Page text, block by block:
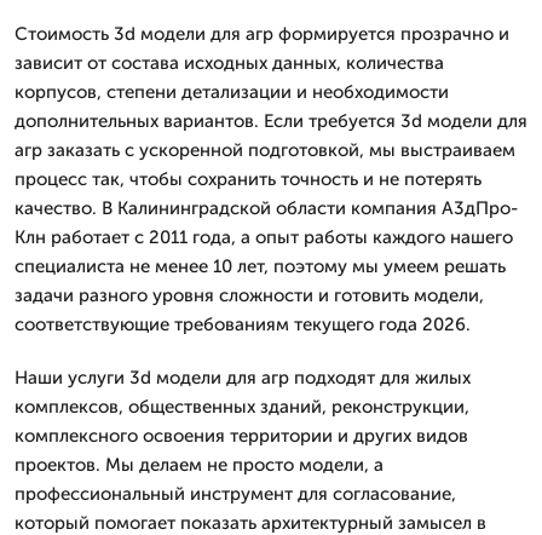
Стоимость 3d модели для агр формируется прозрачно и
зависит от состава исходных данных, количества
корпусов, степени детализации и необходимости
дополнительных вариантов. Если требуется 3d модели для
агр заказать с ускоренной подготовкой, мы выстраиваем
процесс так, чтобы сохранить точность и не потерять
качество. В Калининградской области компания А3дПро-
Клн работает с 2011 года, а опыт работы каждого нашего
специалиста не менее 10 лет, поэтому мы умеем решать
задачи разного уровня сложности и готовить модели,
соответствующие требованиям текущего года 2026.
Наши услуги 3d модели для агр подходят для жилых
комплексов, общественных зданий, реконструкции,
комплексного освоения территории и других видов
проектов. Мы делаем не просто модели, а
профессиональный инструмент для согласование,
который помогает показать архитектурный замысел в